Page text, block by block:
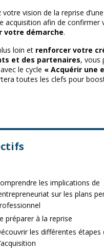
vision de la reprise
acquisition afin de
votre démarche.
loin et renforcer votre
et des partenaires, vous
le cycle « Acquérir une
toutes les clefs pour
les implications de
sur les plans
préparer à la reprise
les différentes étapes